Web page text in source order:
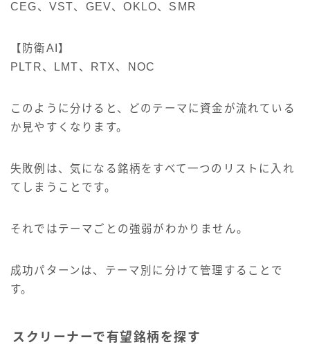
CEG、VST、GEV、OKLO、SMR
【防衛AI】
PLTR、LMT、RTX、NOC
このように分けると、どのテーマに資金が流れている
か見やすくなります。
失敗例は、気になる銘柄をすべて一つのリストに入れ
てしまうことです。
それではテーマごとの強弱がわかりません。
成功パターンは、テーマ別に分けて管理することで
す。
スクリーナーで有望銘柄を探す